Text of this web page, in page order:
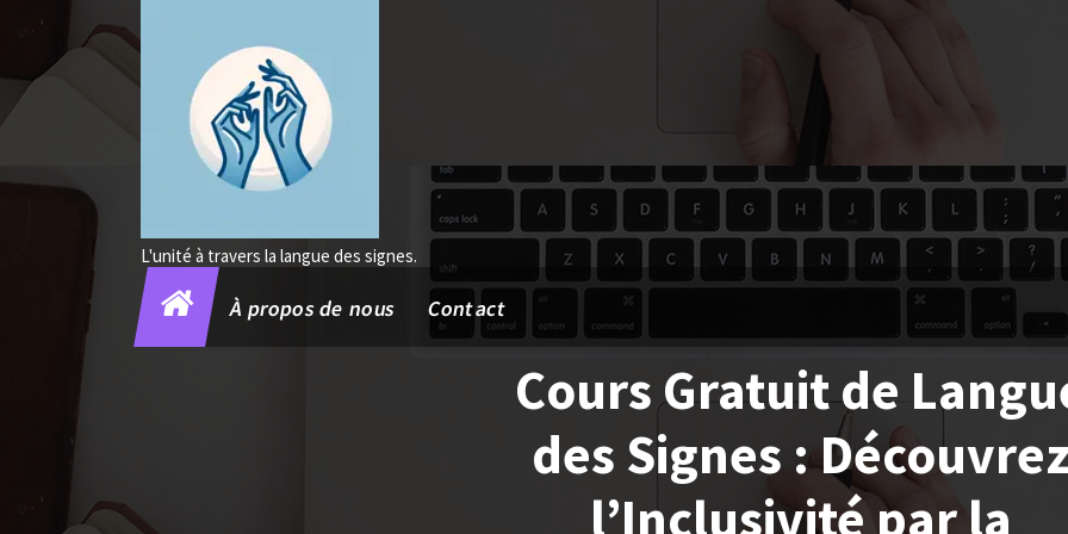
contenu
L'unité à travers la langue des signes.
À propos de nous Contact
Cours Gratuit de
des Signes :
l’Inclusivité par la